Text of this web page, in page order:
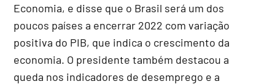
Economia, e disse que o Brasil será um dos
poucos países a encerrar 2022 com variação
positiva do PIB, que indica o crescimento da
economia. O presidente também destacou a
queda nos indicadores de desemprego e a